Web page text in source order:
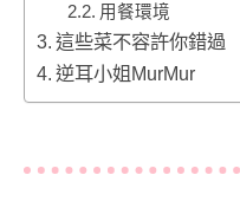
用餐環境
這些菜不容許你錯過
逆耳小姐MurMur